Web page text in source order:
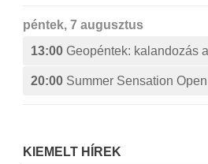
péntek, 7 augusztus
13:00 Geopéntek: kalandozás
20:00 Summer Sensation
KIEMELT HÍREK